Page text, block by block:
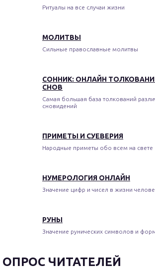
Ритуалы на все случаи жизни
МОЛИТВЫ
Сильные православные молитвы
СОННИК: ОНЛАЙН
СНОВ
Самая большая база толкований
сновидений
ПРИМЕТЫ И СУЕВЕРИЯ
Народные приметы обо всем на свете
НУМЕРОЛОГИЯ ОНЛАЙН
Значение цифр и чисел в жизни
РУНЫ
Значение рунических символов и
ОПРОС ЧИТАТЕЛЕЙ